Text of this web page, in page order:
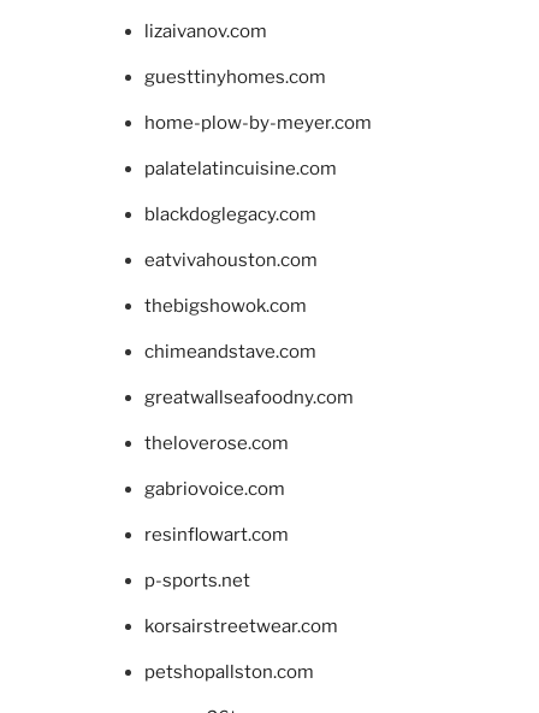
lizaivanov.com
guesttinyhomes.com
home-plow-by-meyer.com
palatelatincuisine.com
blackdoglegacy.com
eatvivahouston.com
thebigshowok.com
chimeandstave.com
greatwallseafoodny.com
theloverose.com
gabriovoice.com
resinflowart.com
p-sports.net
korsairstreetwear.com
petshopallston.com